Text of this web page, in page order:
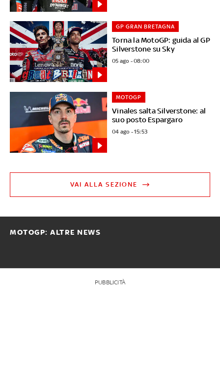
Torna la MotoGP: guida al GP
Silverstone su Sky
GP GRAN BRETAGNA
05 ago - 08:00
Vinales salta Silverstone: al
suo posto Espargaro
MOTOGP
04 ago - 15:53
VAI ALLA SEZIONE
MOTOGP: ALTRE NEWS
PUBBLICITÀ